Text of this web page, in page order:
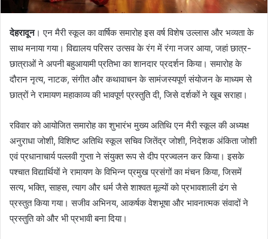
देहरादून। एन मैरी स्कूल का वार्षिक समारोह इस वर्ष विशेष उल्लास और भव्यता के
साथ मनाया गया। विद्यालय परिसर उत्सव के रंग में रंगा नजर आया, जहां छात्र-
छात्राओं ने अपनी बहुआयामी प्रतिभा का शानदार प्रदर्शन किया। समारोह के
दौरान नृत्य, नाटक, संगीत और कथावाचन के सामंजस्यपूर्ण संयोजन के माध्यम से
छात्रों ने रामायण महाकाव्य की भावपूर्ण प्रस्तुति दी, जिसे दर्शकों ने खूब सराहा।
रविवार को आयोजित समारोह का शुभारंभ मुख्य अतिथि एन मैरी स्कूल की अध्यक्ष
अनुराधा जोशी, विशिष्ट अतिथि स्कूल सचिव जितेंद्र जोशी, निदेशक अंकिता जोशी
एवं प्रधानाचार्य पल्लवी गुप्ता ने संयुक्त रूप से दीप प्रज्वलन कर किया। इसके
पश्चात विद्यार्थियों ने रामायण के विभिन्न प्रमुख प्रसंगों का मंचन किया, जिसमें
सत्य, भक्ति, साहस, त्याग और धर्म जैसे शाश्वत मूल्यों को प्रभावशाली ढंग से
प्रस्तुत किया गया। सजीव अभिनय, आकर्षक वेशभूषा और भावनात्मक संवादों ने
प्रस्तुति को और भी प्रभावी बना दिया।